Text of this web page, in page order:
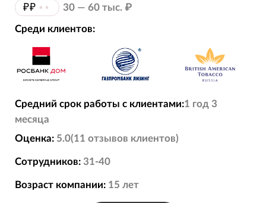
₽₽ •• 30 — 60 тыс. ₽
Среди клиентов:
Средний срок работы с клиентами:1 год 3
месяца
Оценка: 5.0(11 отзывов клиентов)
Сотрудников: 31-40
Возраст компании: 15 лет